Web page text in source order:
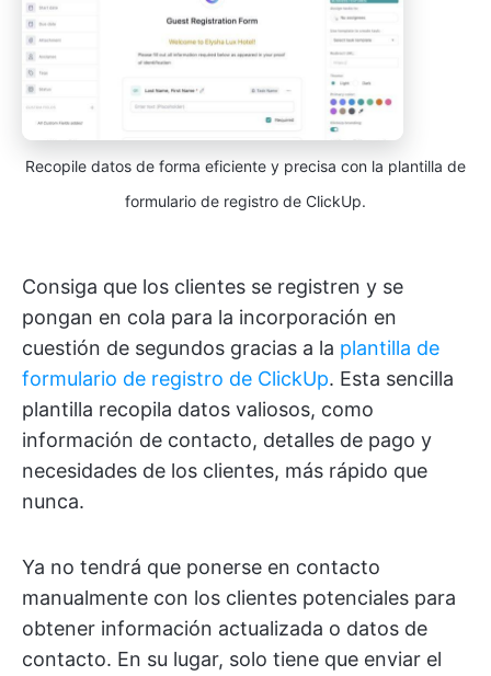
Recopile datos de forma eficiente y precisa con la plantilla de
formulario de registro de ClickUp.
Consiga que los clientes se registren y se
pongan en cola para la incorporación en
cuestión de segundos gracias a la plantilla de
formulario de registro de ClickUp. Esta sencilla
plantilla recopila datos valiosos, como
información de contacto, detalles de pago y
necesidades de los clientes, más rápido que
nunca.
Ya no tendrá que ponerse en contacto
manualmente con los clientes potenciales para
obtener información actualizada o datos de
contacto. En su lugar, solo tiene que enviar el